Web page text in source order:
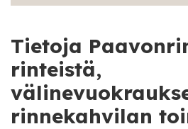
Tietoja
rinteistä,
rinnekahvilan